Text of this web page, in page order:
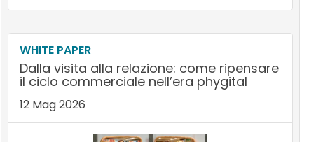
WHITE PAPER
Dalla visita alla relazione: come ripensare
il ciclo commerciale nell’era phygital
12 Mag 2026